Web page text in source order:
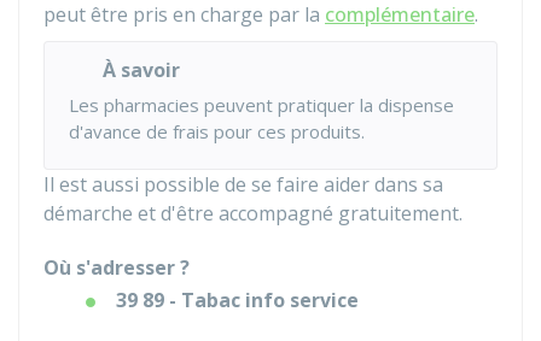
peut être pris en charge par la complémentaire.
À savoir
Les pharmacies peuvent pratiquer la dispense
d'avance de frais pour ces produits.
Il est aussi possible de se faire aider dans sa
démarche et d'être accompagné gratuitement.
Où s'adresser ?
39 89 - Tabac info service